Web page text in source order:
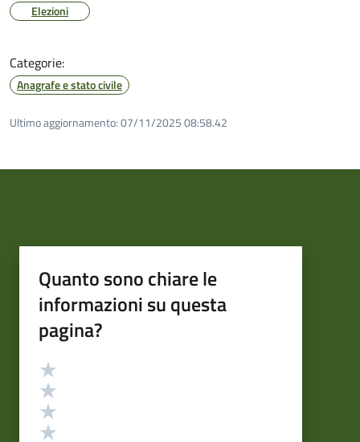
Elezioni
Categorie:
Anagrafe e stato civile
Ultimo aggiornamento:07/11/2025 08:58.42
Quanto sono chiare le
informazioni su questa
pagina?
Valutazione